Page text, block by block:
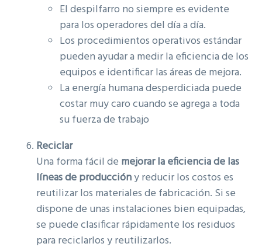
El despilfarro no siempre es evidente
para los operadores del día a día.
Los procedimientos operativos estándar
pueden ayudar a medir la eficiencia de los
equipos e identificar las áreas de mejora.
La energía humana desperdiciada puede
costar muy caro cuando se agrega a toda
su fuerza de trabajo
Reciclar
Una forma fácil de mejorar la eficiencia de las
líneas de produccióny reducir los costos es
reutilizar los materiales de fabricación. Si se
dispone de unas instalaciones bien equipadas,
se puede clasificar rápidamente los residuos
para reciclarlos y reutilizarlos.